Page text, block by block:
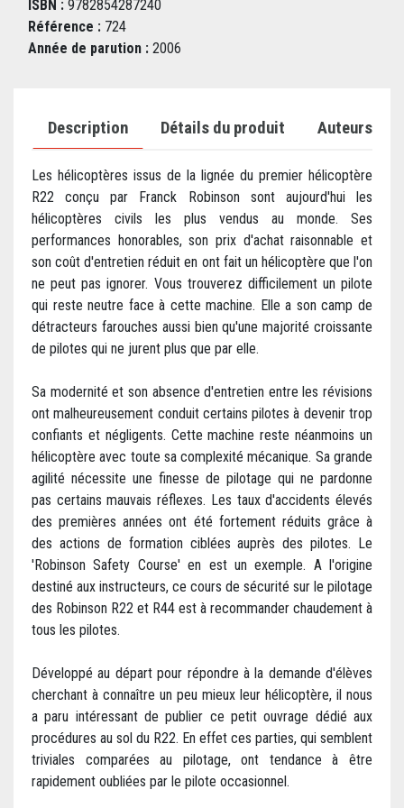
ISBN : 9782854287240
Référence : 724
Année de parution : 2006
Description Détails du produit Auteurs
Les hélicoptères issus de la lignée du premier hélicoptère
R22 conçu par Franck Robinson sont aujourd'hui les
hélicoptères civils les plus vendus au monde. Ses
performances honorables, son prix d'achat raisonnable et
son coût d'entretien réduit en ont fait un hélicoptère que l'on
ne peut pas ignorer. Vous trouverez difficilement un pilote
qui reste neutre face à cette machine. Elle a son camp de
détracteurs farouches aussi bien qu'une majorité croissante
de pilotes qui ne jurent plus que par elle.
Sa modernité et son absence d'entretien entre les révisions
ont malheureusement conduit certains pilotes à devenir trop
confiants et négligents. Cette machine reste néanmoins un
hélicoptère avec toute sa complexité mécanique. Sa grande
agilité nécessite une finesse de pilotage qui ne pardonne
pas certains mauvais réflexes. Les taux d'accidents élevés
des premières années ont été fortement réduits grâce à
des actions de formation ciblées auprès des pilotes. Le
'Robinson Safety Course' en est un exemple. A l'origine
destiné aux instructeurs, ce cours de sécurité sur le pilotage
des Robinson R22 et R44 est à recommander chaudement à
tous les pilotes.
Développé au départ pour répondre à la demande d'élèves
cherchant à connaître un peu mieux leur hélicoptère, il nous
a paru intéressant de publier ce petit ouvrage dédié aux
procédures au sol du R22. En effet ces parties, qui semblent
triviales comparées au pilotage, ont tendance à être
rapidement oubliées par le pilote occasionnel.